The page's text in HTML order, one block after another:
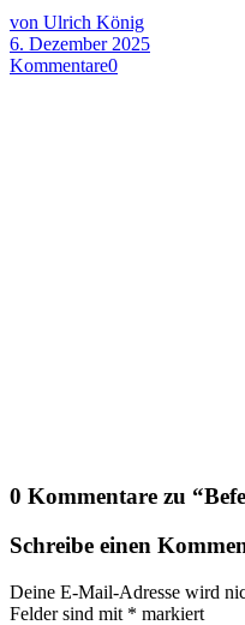
von Ulrich König
6. Dezember 2025
Kommentare0
0 Kommentare zu “
Schreibe einen
Deine E-Mail-Adresse wird
Felder sind mit * markiert